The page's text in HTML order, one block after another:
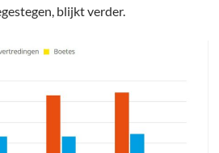
blijkt verder.